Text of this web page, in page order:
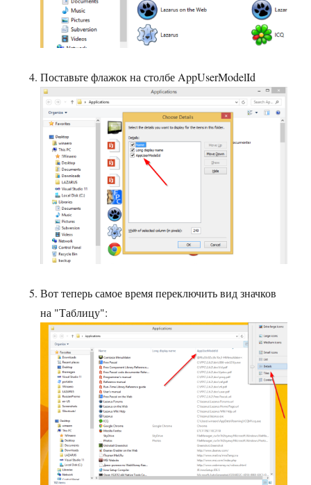
Поставьте флажок на столбе AppUserModelId
Вот теперь самое время переключить вид значков
на "Таблицу":